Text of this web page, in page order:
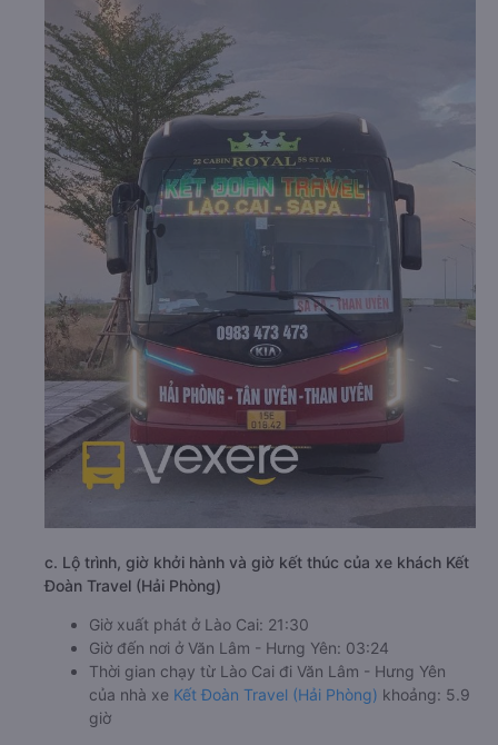
c. Lộ trình, giờ khởi hành và giờ kết thúc của xe khách Kết
Đoàn Travel (Hải Phòng)
Giờ xuất phát ở Lào Cai: 21:30
Giờ đến nơi ở Văn Lâm - Hưng Yên: 03:24
Thời gian chạy từ Lào Cai đi Văn Lâm - Hưng Yên
của nhà xe Kết Đoàn Travel (Hải Phòng) khoảng: 5.9
giờ